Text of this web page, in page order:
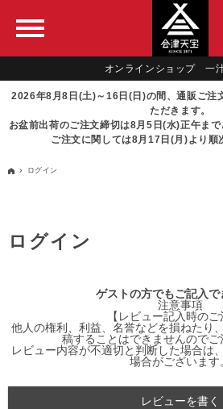
オンラインショップ 一
2026年8月8日(土)～16日(日)の間、通販ご注
ただきます。
お盆前出荷のご注文締切は8月5日(水)正午ま
ご注文に関しては8月17日(月)より順
ログイン
ログイン
ゲストの方でもご記入で
注意事項
【レビュー記入時のご
他人の権利、利益、名誉などを損ねたり
稿することはできませんのでご
レビュー内容が不適切と判断した場合は
場合がございます
レビューを書く